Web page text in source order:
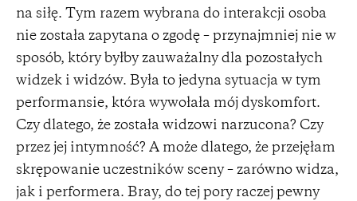
na siłę. Tym razem wybrana do interakcji osoba
nie została zapytana o zgodę – przynajmniej nie w
sposób, który byłby zauważalny dla pozostałych
widzek i widzów. Była to jedyna sytuacja w tym
performansie, która wywołała mój dyskomfort.
Czy dlatego, że została widzowi narzucona? Czy
przez jej intymność? A może dlatego, że przejęłam
skrępowanie uczestników sceny – zarówno widza,
jak i performera. Bray, do tej pory raczej pewny